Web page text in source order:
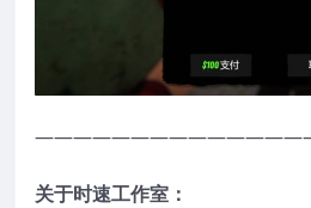
关于时速工作室：